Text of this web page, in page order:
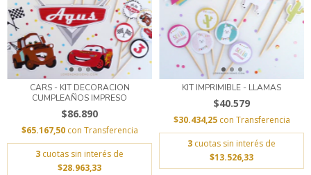
CARS - KIT DECORACION
CUMPLEAÑOS IMPRESO
$86.890
$65.167,50 con Transferencia
3 cuotas sin interés de
$28.963,33
KIT IMPRIMIBLE - LLAMAS
$40.579
$30.434,25 con Transferencia
3 cuotas sin interés de
$13.526,33